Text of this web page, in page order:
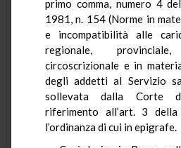
primo comma, numero 4
1981, n. 154 (Norme in
e incompatibilità alle
regionale,
circoscrizionale e in
degli addetti al Servizio
sollevata dalla Corte
riferimento all’art. 3
l’ordinanza di cui in epigrafe.